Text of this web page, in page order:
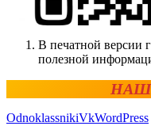
В печатной версии
полезной
OdnoklassnikiVkWordPress